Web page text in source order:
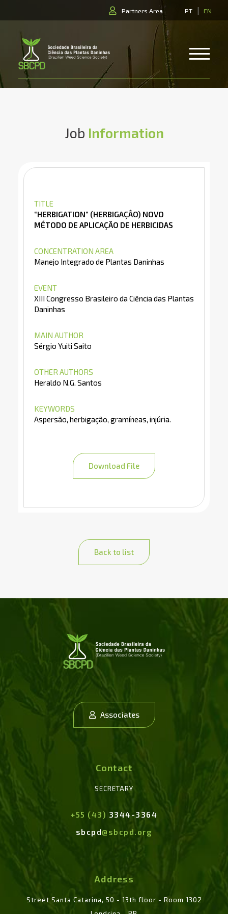
PT| EN
Partners Area
Job Information
TITLE
“HERBIGATION” (HERBIGAÇÂO) NOVO
MÉTODO DE APLICAÇÃO DE HERBICIDAS
CONCENTRATION AREA
Manejo Integrado de Plantas Daninhas
EVENT
XIII Congresso Brasileiro da Ciência das Plantas
Daninhas
MAIN AUTHOR
Sérgio Yuiti Saito
OTHER AUTHORS
Heraldo N.G. Santos
KEYWORDS
Aspersão, herbigação, gramíneas, injúria.
Download File
Back to list
Associates
Contact
SECRETARY
+55 (43) 3344-3364
sbcpd@sbcpd.org
Address
Street Santa Catarina, 50 - 13th floor - Room 1302